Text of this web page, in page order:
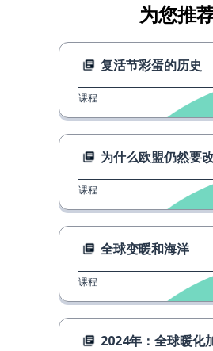
为您推
复活节彩蛋的历史
课程
为什么欧盟仍然要
课程
全球变暖和海洋
课程
2024年：全球暖化